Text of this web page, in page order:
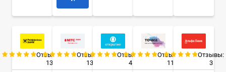
Отзывы:
13
Отзывы:
13
Отзывы:
4
Отзывы:
11
Отзывы:
3